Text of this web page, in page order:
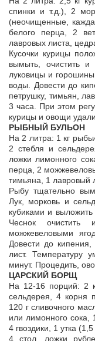
спинки и т.д.), 2
(неочищенные,
белого перца, 2
лавровых листа,
Кусочки курицы
вымыть, очистить и
луковицы и
воды. Довести до
петрушку, тимьян,
3 часа. При этом
курицы и овощи
РЫБНЫЙ БУЛЬОН
На 2 литра: 1 кг
2 стебля и
ложки лимонного
перца, 2
тимьяна, 1 лавровый
Рыбу тщательно
Лук, морковь и
кубиками и
Чеснок
можжевеловыми
Довести до
лист. Температуру
минут. Процедить,
ЦАРСКИЙ БОРЩ
На 12-16 порций: 2
сельдерея, 4 корня
120 г сливочного
или лимонного сока,
4 гвоздики, 1 утка
4 стол. ложки